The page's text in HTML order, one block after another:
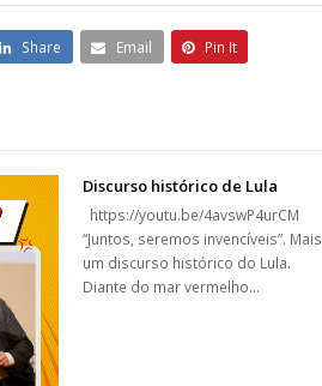
Share Email Pin It
Discurso histórico de Lula
https://youtu.be/4avswP4urCM
“Juntos, seremos invencíveis”. Mais
um discurso histórico do Lula.
Diante do mar vermelho…